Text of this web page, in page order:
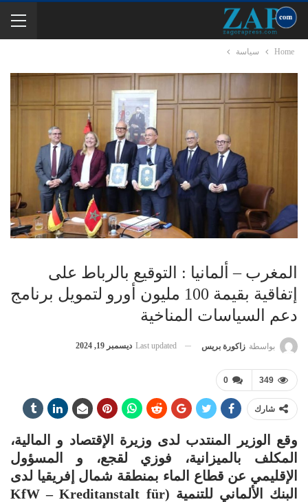
Home سياسة
المغرب – ألمانيا : التوقيع بالرباط على
إتفاقية بقيمة 100 مليون أورو لتمويل برنامج
دعم السياسات المناخية
بواسطة زاكورة بريس Last updated ديسمبر 19, 2024
0 349
شارك
وقع الوزير المنتدب لدى وزيرة الإقتصاد و المالية،
المكلف بالميزانية، فوزي لقجع، و المسؤول
الإقليمي عن قطاع الماء بمنطقة شمال إفريقيا لدى
البنك الألماني للتنمية (KfW – Kreditanstalt für